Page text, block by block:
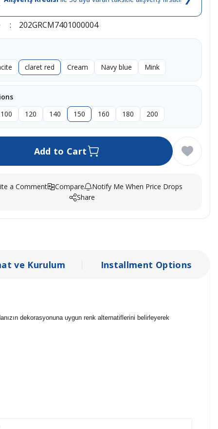
202GRCM7401000004
claret red Cream Navy blue Mink
100 120 140 150 160 180 200
Add to Cart
a Comment Compare
Notify Me When Price Drops
Share
ve Kurulum Installment Options
dekorasyonuna uygun renk alternatiflerini belirleyerek